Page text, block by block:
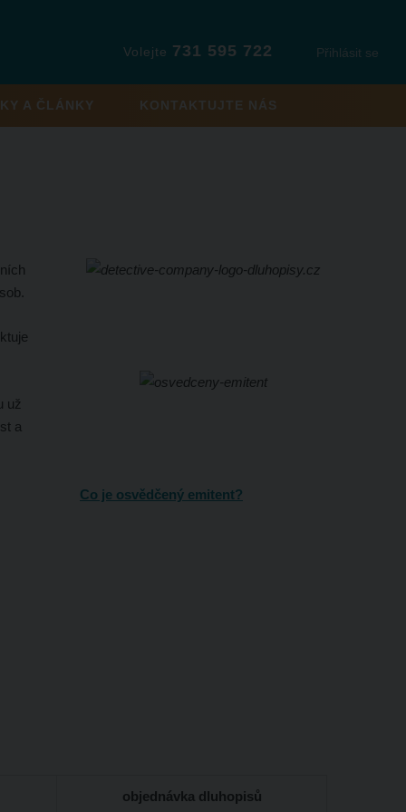
Přihlásit se
Volejte 731 595 722
A ČLÁNKY KONTAKTUJTE NÁS
už
a
Co je osvědčený emitent?
objednávka dluhopisů